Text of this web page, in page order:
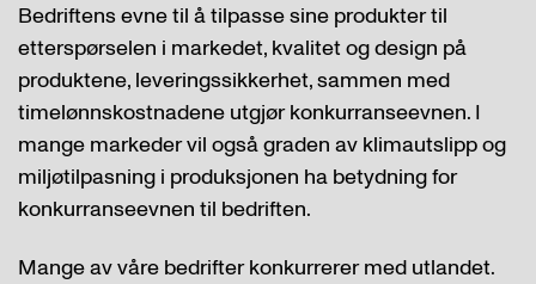
Bedriftens evne til å tilpasse sine produkter til
etterspørselen i markedet, kvalitet og design på
produktene, leveringssikkerhet, sammen med
timelønnskostnadene utgjør konkurranseevnen. I
mange markeder vil også graden av klimautslipp og
miljøtilpasning i produksjonen ha betydning for
konkurranseevnen til bedriften.
Mange av våre bedrifter konkurrerer med utlandet.